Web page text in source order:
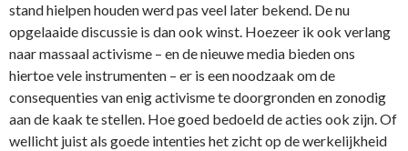
stand hielpen houden werd pas veel later bekend. De nu
opgelaaide discussie is dan ook winst. Hoezeer ik ook verlang
naar massaal activisme – en de nieuwe media bieden ons
hiertoe vele instrumenten – er is een noodzaak om de
consequenties van enig activisme te doorgronden en zonodig
aan de kaak te stellen. Hoe goed bedoeld de acties ook zijn. Of
wellicht juist als goede intenties het zicht op de werkelijkheid